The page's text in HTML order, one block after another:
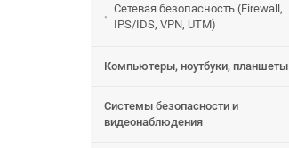
Сетевая безопасность (Firewall,
IPS/IDS, VPN, UTM)
Компьютеры, ноутбуки, планшеты
Системы безопасности и
видеонаблюдения